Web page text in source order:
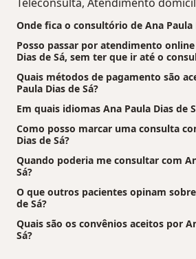
Onde fica o consultório de Ana Paula
Posso passar por atendimento
Dias de Sá, sem ter que ir até o
Quais métodos de pagamento são
Paula Dias de Sá?
Em quais idiomas Ana Paula Dias de
Como posso marcar uma consulta
Dias de Sá?
Quando poderia me consultar com
Sá?
O que outros pacientes opinam
de Sá?
Quais são os convênios aceitos por
Sá?